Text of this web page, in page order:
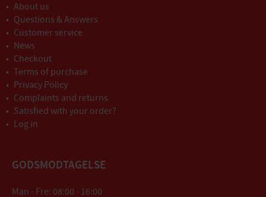
About us
Questions & Answers
Customer service
News
Checkout
Terms of purchase
Privacy Policy
Complaints and returns
Satisfied with your order?
Log in
GODSMODTAGELSE
Man - Fre: 08:00 - 16:00